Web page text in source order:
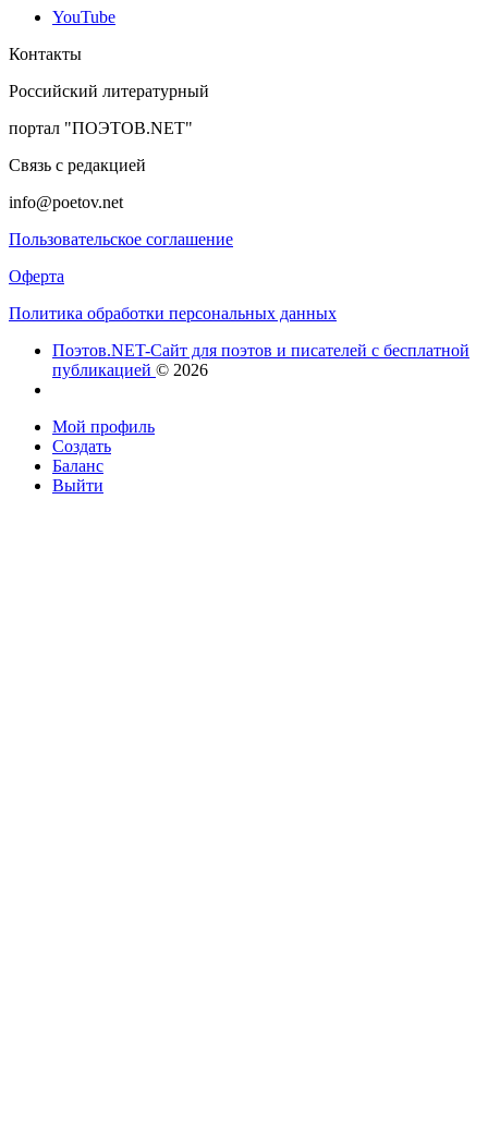
YouTube
Контакты
Российский литературный
портал "ПОЭТОВ.NET"
Связь с редакцией
info@poetov.net
Пользовательское соглашение
Оферта
Политика обработки персональных данных
Поэтов.NET-Сайт для поэтов и писателей с бесплатной
публикацией © 2026
Мой профиль
Создать
Баланс
Выйти